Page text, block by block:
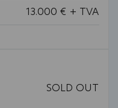
13.000 € + TVA
SOLD OUT